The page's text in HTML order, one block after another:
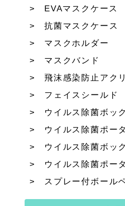
EVAマスクケース
抗菌マスクケース
マスクホルダー
マスクバンド
飛沫感染防止アク
フェイスシールド
ウイルス除菌ボッ
ウイルス除菌ポー
ウイルス除菌ボッ
ウイルス除菌ポー
スプレー付ボール